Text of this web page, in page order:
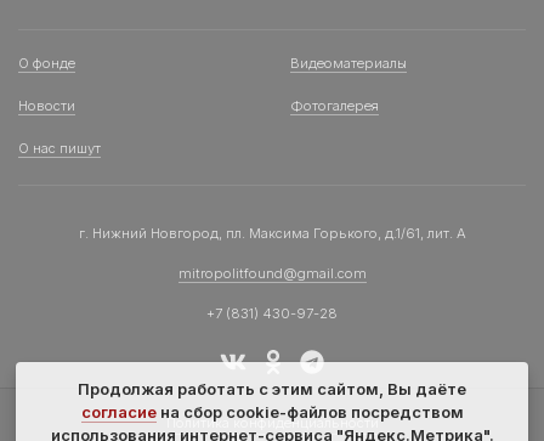
О фонде
Новости
О нас пишут
Видеоматериалы
Фотогалерея
г. Нижний Новгород, пл. Максима Горького, д.1/61, лит. А
mitropolitfound@gmail.com
+7 (831) 430-97-28
Политика конфиденциальности
Продолжая работать с этим сайтом, Вы даёте
согласиена сбор cookie-файлов посредством
использования интернет-сервиса "Яндекс.Метрика".